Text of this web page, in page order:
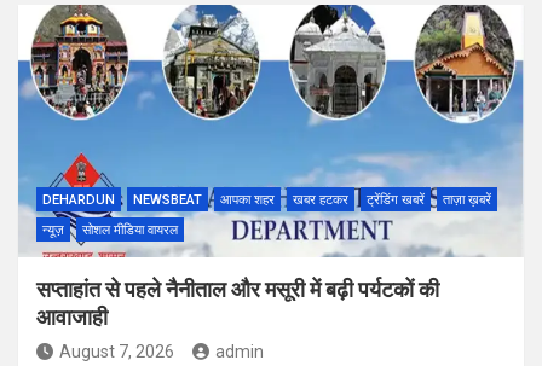
DEHARDUN NEWSBEAT आपका शहर खबर हटकर ट्रेंडिंग खबरें
ताज़ा ख़बरें
न्यूज़
सोशल मीडिया वायरल
सप्ताहांत से पहले नैनीताल और मसूरी में बढ़ी पर्यटकों की
आवाजाही
August 7, 2026 admin